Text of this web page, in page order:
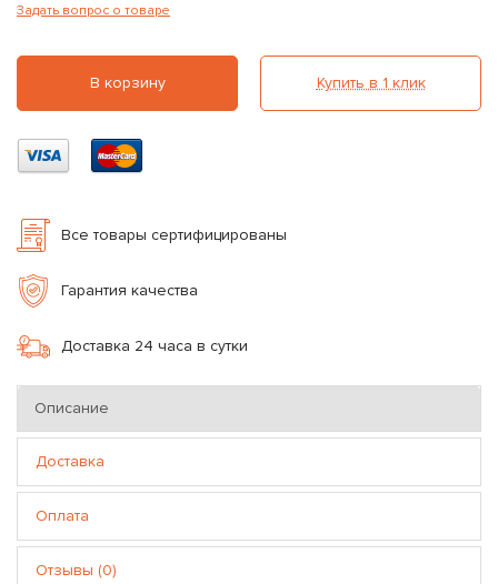
Задать вопрос о товаре
В корзину Купить в 1 клик
Все товары сертифицированы
Гарантия качества
Доставка 24 часа в сутки
Описание
Доставка
Оплата
Отзывы (0)